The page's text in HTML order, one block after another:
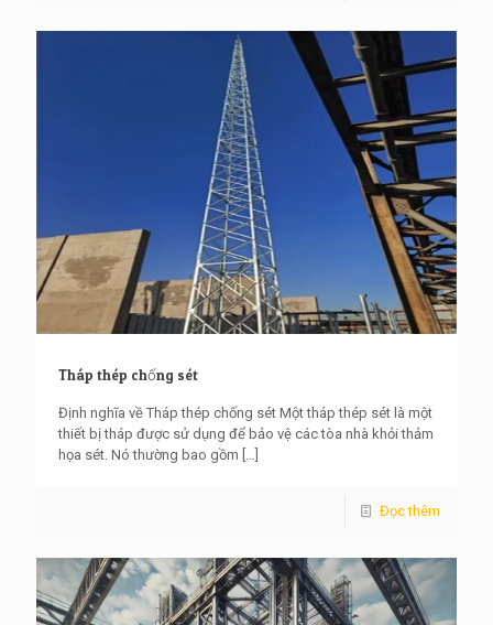
Tháp thép chống sét
Định nghĩa về Tháp thép chống sét Một tháp thép sét là một
thiết bị tháp được sử dụng để bảo vệ các tòa nhà khỏi thảm
họa sét. Nó thường bao gồm […]
Đọc thêm